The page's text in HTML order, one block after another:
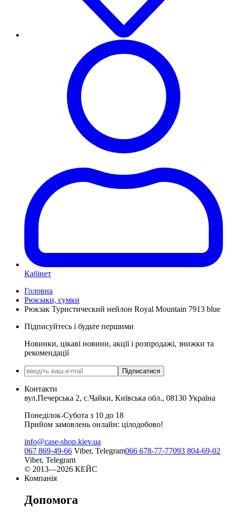
Кабінет
Головна
Рюкзаки, сумки
Рюкзак Туристический нейлон Royal Mountain 7913 blue
Підписуйтесь і будьте першими
Новинки, цікаві новини, акції і розпродажі, знижки та
рекомендації
Підписатися
Контакти
вул.Печерська 2, с.Чайки, Київська обл., 08130 Україна
Понеділок-Субота з 10 до 18
Прийом замовлень онлайн: цілодобово!
info@case-shop.kiev.ua
067 869-49-66 Viber, Telegram066 678-77-77093 804-69-02
Viber, Telegram
© 2013—2026 КЕЙС
Компанія
Допомога